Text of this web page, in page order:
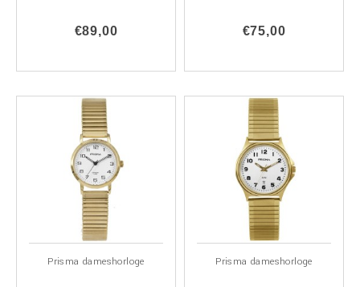
€89,00 €75,00
Prisma dameshorloge Prisma dameshorloge